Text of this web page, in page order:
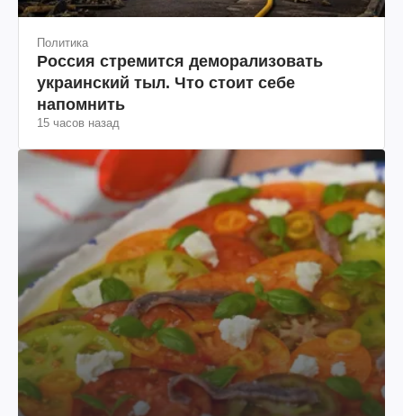
Политика
Россия стремится деморализовать
украинский тыл. Что стоит себе
напомнить